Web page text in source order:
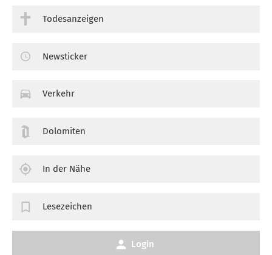
Todesanzeigen
Newsticker
Verkehr
Dolomiten
In der Nähe
Lesezeichen
Login